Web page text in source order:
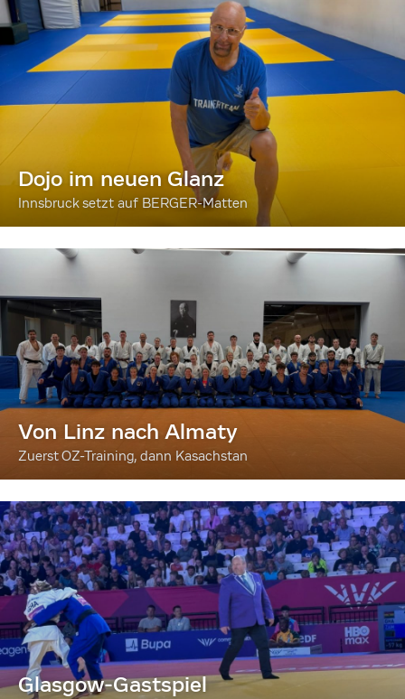
Dojo im neuen Glanz
Innsbruck setzt auf BERGER-Matten
Von Linz nach Almaty
Zuerst OZ-Training, dann Kasachstan
Glasgow-Gastspiel